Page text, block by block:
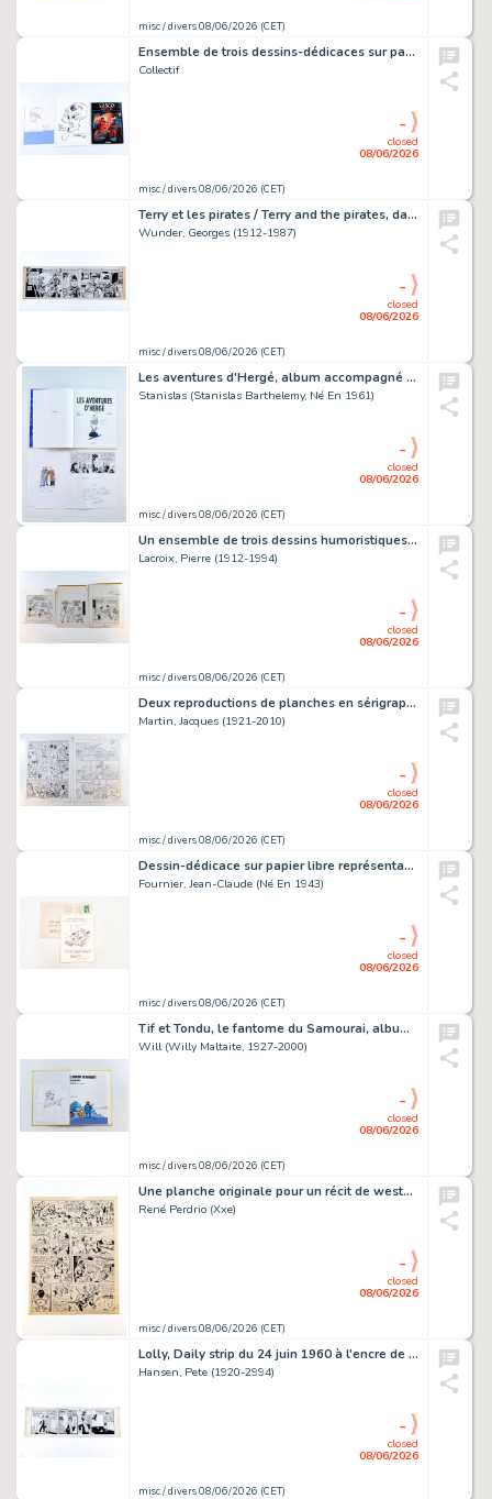
misc / divers 08/06/2026 (CET)
Ensemble de trois dessins-dédicaces sur papier libre :
Collectif
misc / divers 08/06/2026 (CET)
closed
08/06/2026
-
Terry et les pirates / Terry and the pirates, daily strip du 30 juin…
Wunder, Georges (1912-1987)
misc / divers 08/06/2026 (CET)
closed
08/06/2026
-
Les aventures d'Hergé, album accompagné d'un dessin-dédicace sur…
Stanislas (Stanislas Barthelemy, Né En 1961)
misc / divers 08/06/2026 (CET)
closed
08/06/2026
-
Un ensemble de trois dessins humoristiques à l'encre de Chine,…
Lacroix, Pierre (1912-1994)
misc / divers 08/06/2026 (CET)
closed
08/06/2026
-
Deux reproductions de planches en sérigraphie : Lefranc,…
Martin, Jacques (1921-2010)
misc / divers 08/06/2026 (CET)
closed
08/06/2026
-
Dessin-dédicace sur papier libre représentant Spirou et Fantasio,…
Fournier, Jean-Claude (Né En 1943)
misc / divers 08/06/2026 (CET)
closed
08/06/2026
-
Tif et Tondu, le fantome du Samourai, album en réédition orné…
Will (Willy Maltaite, 1927-2000)
misc / divers 08/06/2026 (CET)
closed
08/06/2026
-
Une planche originale pour un récit de western de 1967 intitulé…
René Perdrio (Xxe)
misc / divers 08/06/2026 (CET)
closed
08/06/2026
-
Lolly, Daily strip du 24 juin 1960 à l'encre de Chine et trame sur…
Hansen, Pete (1920-2994)
misc / divers 08/06/2026 (CET)
closed
08/06/2026
-